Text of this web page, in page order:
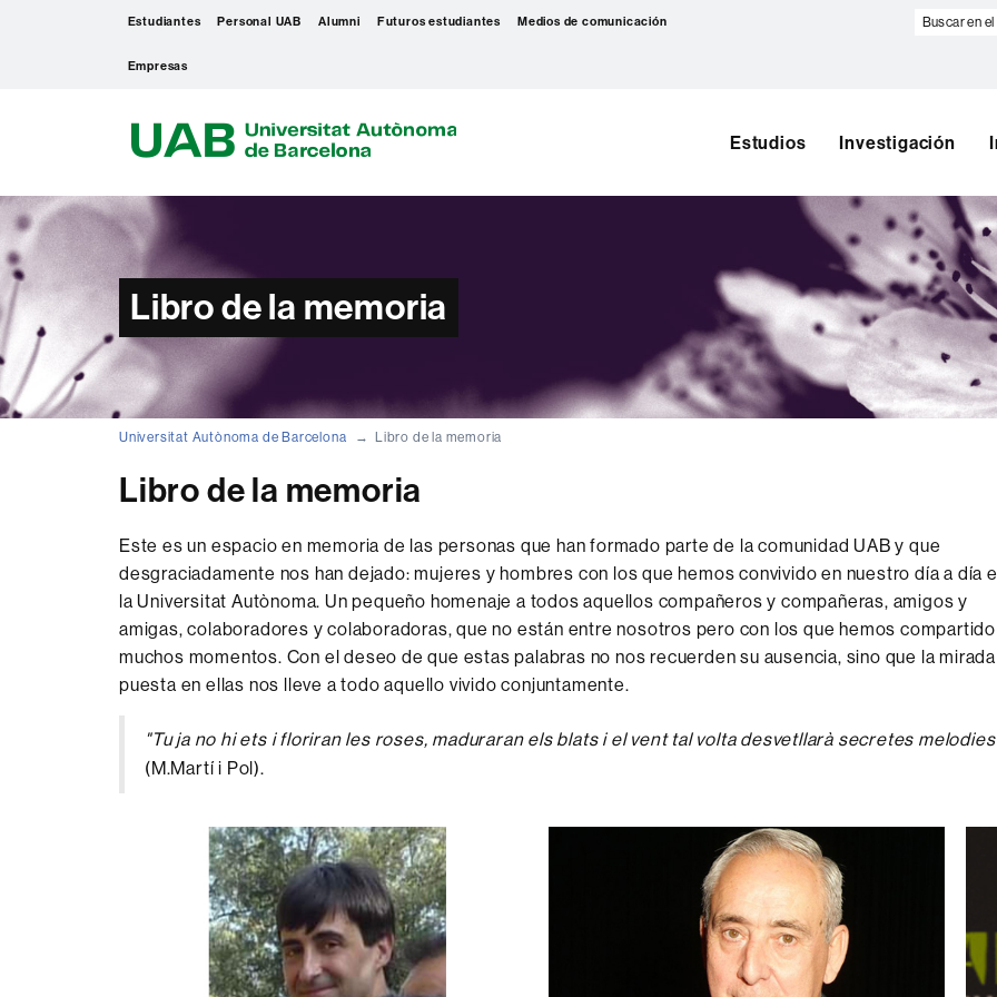
Estudiantes Personal UAB Alumni Futuros estudiantes Medios de comunicación
Empresas
Buscar
B
Estudios Investigación
Libro de la memoria
Universitat Autònoma de Barcelona Libro de la memoria
Libro de la memoria
Este es un espacio en memoria de las personas que han formado parte de la comunidad UAB y que
desgraciadamente nos han dejado: mujeres y hombres con los que hemos convivido en nuestro día a día
la Universitat Autònoma. Un pequeño homenaje a todos aquellos compañeros y compañeras, amigos y
amigas, colaboradores y colaboradoras, que no están entre nosotros pero con los que hemos compartido
muchos momentos. Con el deseo de que estas palabras no nos recuerden su ausencia, sino que la mirada
puesta en ellas nos lleve a todo aquello vivido conjuntamente.
"Tu ja no hi ets i floriran les roses, maduraran els blats i el vent tal volta desvetllarà secretes
(M.Martí i Pol).